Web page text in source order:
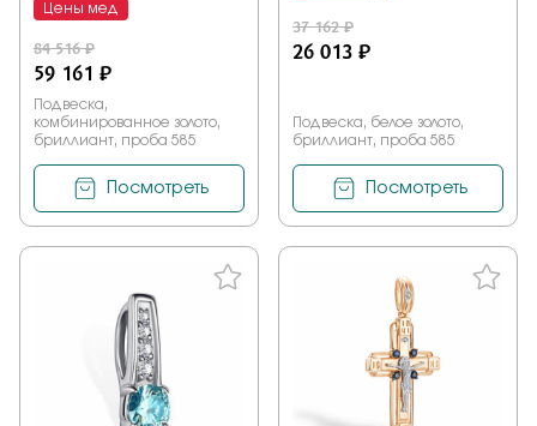
Цены мед
84 516 ₽
59 161 ₽
Подвеска,
комбинированное золото,
бриллиант, проба 585
Посмотреть
37 162 ₽
26 013 ₽
Подвеска, белое золото,
бриллиант, проба 585
Посмотреть